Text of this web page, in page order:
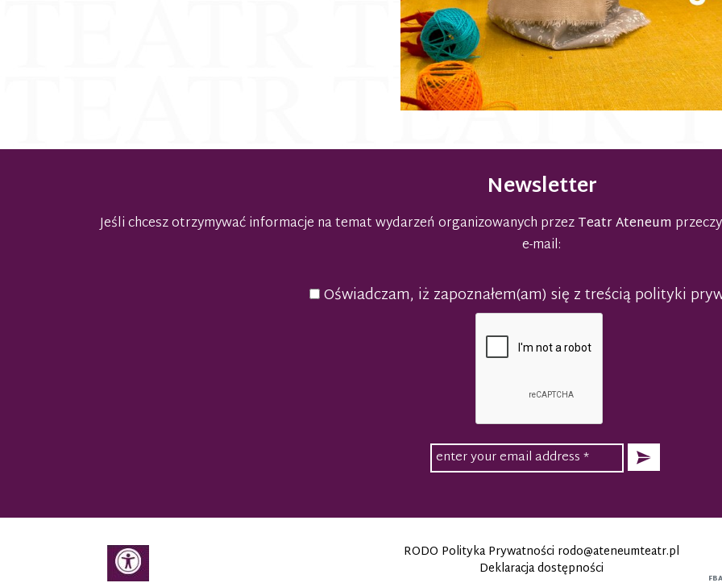
Newsletter
Jeśli chcesz otrzymywać informacje na temat wydarzeń organizowanych przezTeatr Ateneum
e-mail:
Oświadczam, iż zapoznałem(am) się z treścią polityki
RODO Polityka Prywatności rodo@ateneumteatr.pl
Deklaracja dostępności